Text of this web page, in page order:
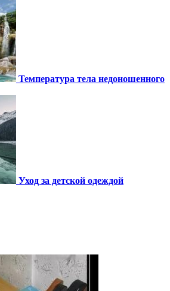
Температура тела недоношенного
Уход за детской одеждой